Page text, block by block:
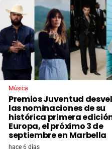
Música
Premios Juventud
las nominaciones de su
histórica primera
Europa, el próximo 3 de
septiembre en Marbella
hace 6 días